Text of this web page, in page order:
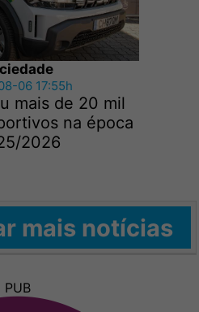
06 17:55h
mais de 20 mil
na época
2026
mais notícias
PUB